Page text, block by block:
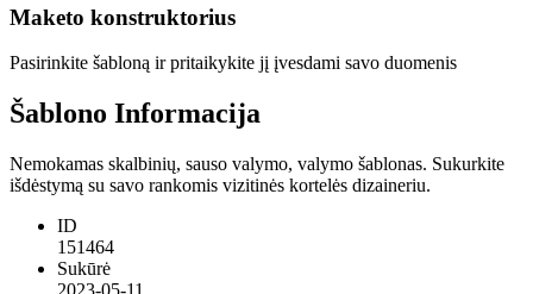
Maketo konstruktorius
Pasirinkite šabloną ir pritaikykite jį įvesdami savo duomenis
Šablono Informacija
Nemokamas skalbinių, sauso valymo, valymo šablonas. Sukurkite
išdėstymą su savo rankomis vizitinės kortelės dizaineriu.
ID
151464
Sukūrė
2023-05-11